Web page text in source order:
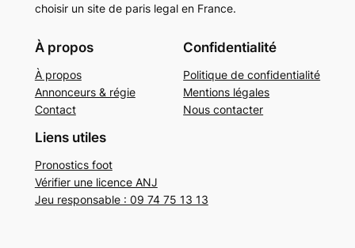
choisir un site de paris legal en France.
À propos
À propos
Annonceurs & régie
Contact
Confidentialité
Politique de confidentialité
Mentions légales
Nous contacter
Liens utiles
Pronostics foot
Vérifier une licence ANJ
Jeu responsable : 09 74 75 13 13